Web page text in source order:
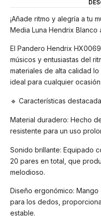
¡Añade ritmo y alegría a tu
Media Luna Hendrix Blanco
El Pandero Hendrix
músicos y entusiastas del
materiales de alta calidad
ideal para cualquier ocasión
🔹 Características
Material duradero: Hecho
resistente para un uso
Sonido brillante: Equipado
20 pares en total, que
melodioso.
Diseño ergonómico:
para los dedos,
estable.